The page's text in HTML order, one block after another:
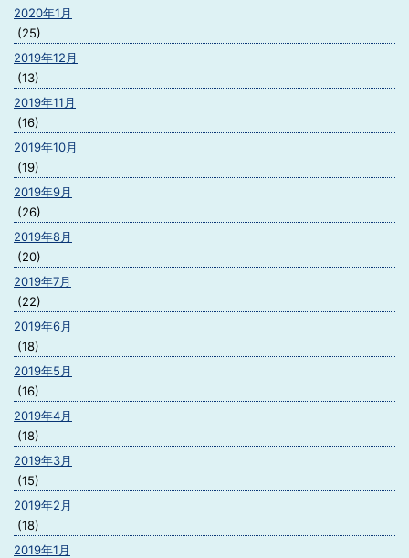
2020年1月
(25)
2019年12月
(13)
2019年11月
(16)
2019年10月
(19)
2019年9月
(26)
2019年8月
(20)
2019年7月
(22)
2019年6月
(18)
2019年5月
(16)
2019年4月
(18)
2019年3月
(15)
2019年2月
(18)
2019年1月